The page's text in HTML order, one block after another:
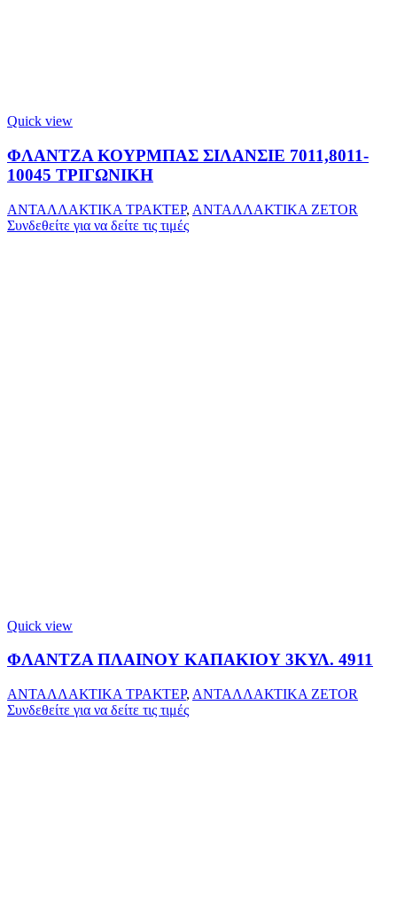
Quick view
ΦΛΑΝΤΖΑ ΚΟΥΡΜΠΑΣ ΣΙΛΑΝΣΙΕ 7011,8011-
10045 ΤΡΙΓΩΝΙΚΗ
ΑΝΤΑΛΛΑΚΤΙΚΑ ΤΡΑΚΤΕΡ, ΑΝΤΑΛΛΑΚΤΙΚΑ ZETOR
Συνδεθείτε για να δείτε τις τιμές
Quick view
ΦΛΑΝΤΖΑ ΠΛΑΙΝΟΥ ΚΑΠΑΚΙΟΥ 3ΚΥΛ. 4911
ΑΝΤΑΛΛΑΚΤΙΚΑ ΤΡΑΚΤΕΡ, ΑΝΤΑΛΛΑΚΤΙΚΑ ZETOR
Συνδεθείτε για να δείτε τις τιμές